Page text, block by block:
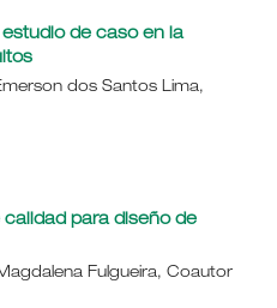
de caso en la
dos Santos Lima,
para diseño de
Fulgueira, Coautor